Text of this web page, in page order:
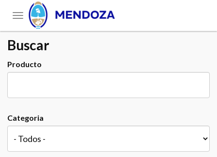
Toggle
navigation
Buscar
Producto
Categoria